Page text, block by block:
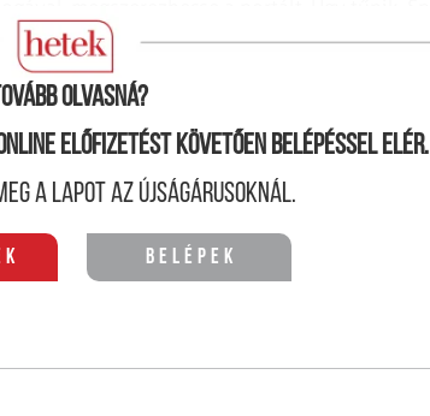
a hatására engedte át, az nem világos.
olvasná?
előfizetést követően belépéssel elér.
a lapot az újságárusoknál.
Belépek